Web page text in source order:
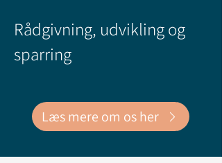
Rådgivning, udvikling og
sparring
Læs mere om os her